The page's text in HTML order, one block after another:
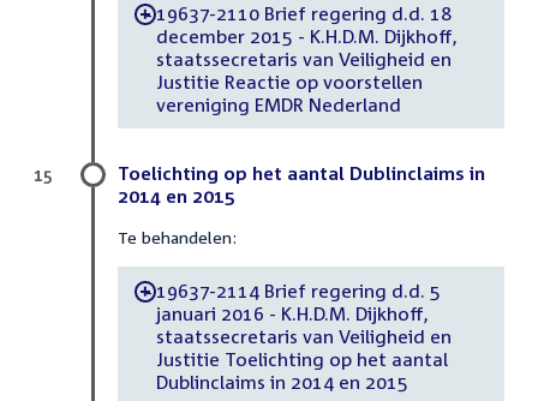
-19637-2110 Brief regering d.d. 18
december 2015 - K.H.D.M. Dijkhoff,
staatssecretaris van Veiligheid en
Justitie Reactie op voorstellen
vereniging EMDR Nederland
Toelichting op het aantal Dublinclaims in
2014 en 2015
Te behandelen:
-19637-2114 Brief regering d.d. 5
januari 2016 - K.H.D.M. Dijkhoff,
staatssecretaris van Veiligheid en
Justitie Toelichting op het aantal
Dublinclaims in 2014 en 2015
15